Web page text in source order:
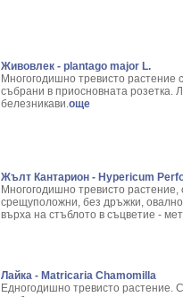
Живовлек - plantago major L.
Многогодишно тревисто растение
събрани в приосновната розетка.
белезникави.още
Жълт Кантарион - Hypericum
Многогодишно тревисто растение,
срещуположни, без дръжки,
върха на стъблото в съцветие -
Лайка - Matricaria Chamomilla
Едногодишно тревисто растение.